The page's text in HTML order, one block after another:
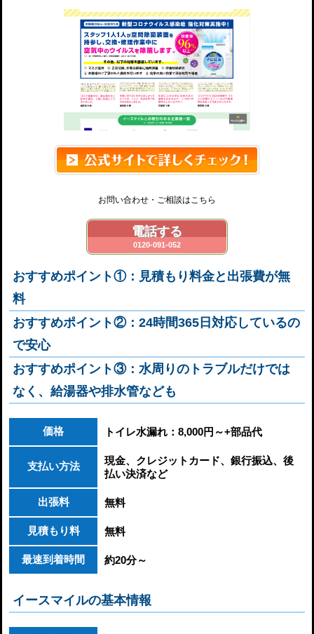
お問い合わせ・ご相談はこちら
電話する
0120-091-052
おすすめポイント①：見積もり料金と出張費が無
料
おすすめポイント②：24時間365日対応しているの
で安心
おすすめポイント③：水周りのトラブルだけでは
なく、給湯器や排水管なども
価格 トイレ水漏れ：8,000円～+部品代
支払い方法
現金、クレジットカード、銀行振込、後
払い決済など
出張料 無料
見積もり料 無料
最速到着時間 約20分～
イースマイルの基本情報